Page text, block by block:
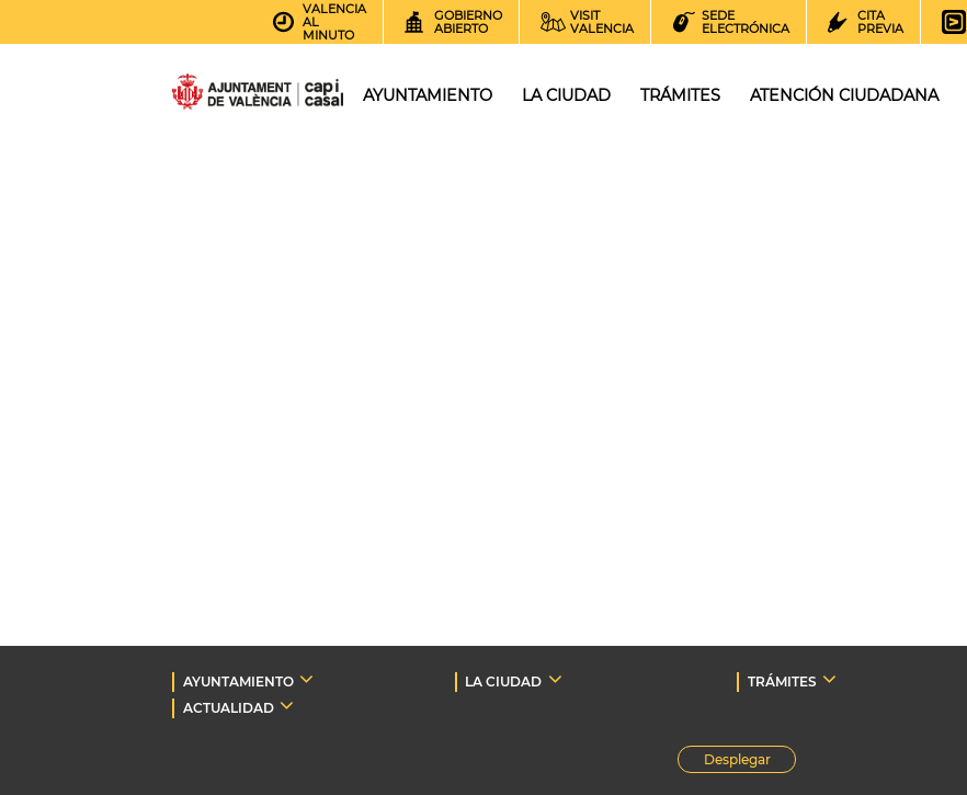
VALENCIA
AL
MINUTO
GOBIERNO
ABIERTO
VISIT
VALENCIA
SEDE
ELECTRÓNICA
CITA
PREVIA
AYUNTAMIENTO LA CIUDAD TRÁMITES ATENCIÓN CIUDADANA
AYUNTAMIENTO LA CIUDAD TRÁMITES
ACTUALIDAD
Desplegar